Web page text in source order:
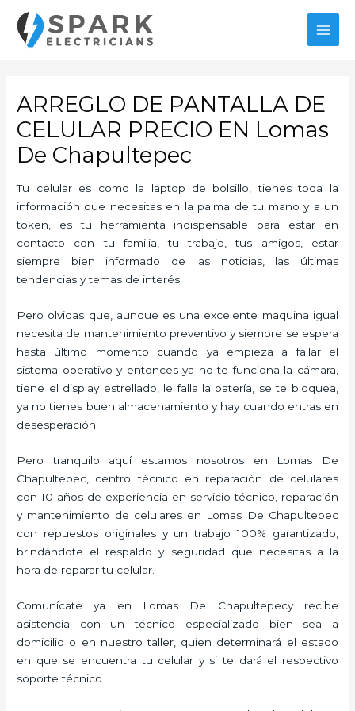
contenido
ARREGLO DE PANTALLA DE
CELULAR PRECIO EN Lomas
De Chapultepec
Tu celular es como la laptop de bolsillo, tienes toda la
información que necesitas en la palma de tu mano y a un
token, es tu herramienta indispensable para estar en
contacto con tu familia, tu trabajo, tus amigos, estar
siempre bien informado de las noticias, las últimas
tendencias y temas de interés.
Pero olvidas que, aunque es una excelente maquina igual
necesita de mantenimiento preventivo y siempre se espera
hasta último momento cuando ya empieza a fallar el
sistema operativo y entonces ya no te funciona la cámara,
tiene el display estrellado, le falla la batería, se te bloquea,
ya no tienes buen almacenamiento y hay cuando entras en
desesperación.
Pero tranquilo aquí estamos nosotros en Lomas De
Chapultepec, centro técnico en reparación de celulares
con 10 años de experiencia en servicio técnico, reparación
y mantenimiento de celulares en Lomas De Chapultepec
con repuestos originales y un trabajo 100% garantizado,
brindándote el respaldo y seguridad que necesitas a la
hora de reparar tu celular.
Comunícate ya en Lomas De Chapultepecy recibe
asistencia con un técnico especializado bien sea a
domicilio o en nuestro taller, quien determinará el estado
en que se encuentra tu celular y si te dará el respectivo
soporte técnico.